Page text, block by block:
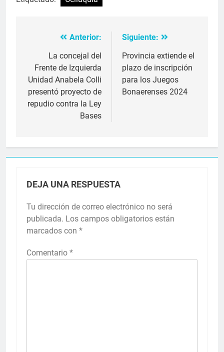
Navegación
entradas
Anterior:
La concejal del
Frente de Izquierda
Unidad Anabela Colli
presentó proyecto de
repudio contra la Ley
Bases
Siguiente:
Provincia extiende el
plazo de inscripción
para los Juegos
Bonaerenses 2024
DEJA UNA RESPUESTA
Tu dirección de correo electrónico no será
publicada. Los campos obligatorios están
marcados con *
Comentario *